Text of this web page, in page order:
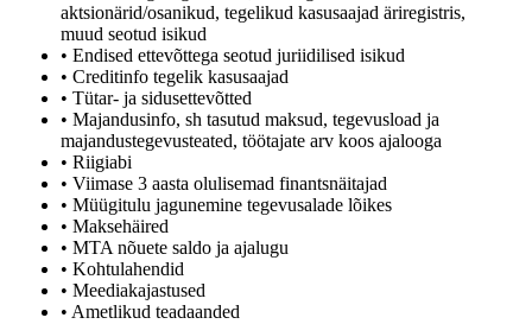
aktsionärid/osanikud, tegelikud kasusaajad äriregistris,
muud seotud isikud
• Endised ettevõttega seotud juriidilised isikud
• Creditinfo tegelik kasusaajad
• Tütar- ja sidusettevõtted
• Majandusinfo, sh tasutud maksud, tegevusload ja
majandustegevusteated, töötajate arv koos ajalooga
• Riigiabi
• Viimase 3 aasta olulisemad finantsnäitajad
• Müügitulu jagunemine tegevusalade lõikes
• Maksehäired
• MTA nõuete saldo ja ajalugu
• Kohtulahendid
• Meediakajastused
• Ametlikud teadaanded